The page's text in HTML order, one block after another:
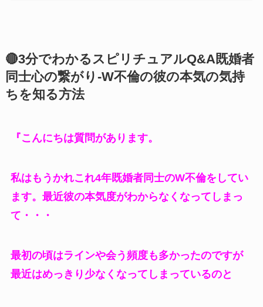
🔴3分でわかるスピリチュアルQ&A既婚者
同士心の繋がり-W不倫の彼の本気の気持
ちを知る方法
『こんにちは質問があります。
私はもうかれこれ4年既婚者同士のW不倫をしてい
ます。最近彼の本気度がわからなくなってしまっ
て・・・
最初の頃はラインや会う頻度も多かったのですが
最近はめっきり少なくなってしまっているのと